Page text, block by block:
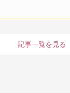
記事一覧を見る